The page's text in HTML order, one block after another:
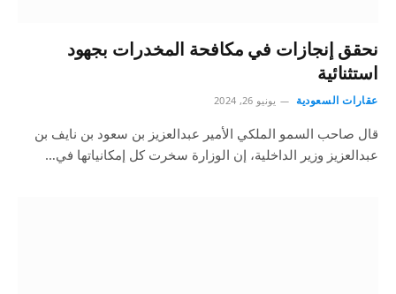
نحقق إنجازات في مكافحة المخدرات بجهود
استثنائية
عقارات السعودية يونيو 26, 2024
قال صاحب السمو الملكي الأمير عبدالعزيز بن سعود بن نايف بن
عبدالعزيز وزير الداخلية، إن الوزارة سخرت كل إمكانياتها في…